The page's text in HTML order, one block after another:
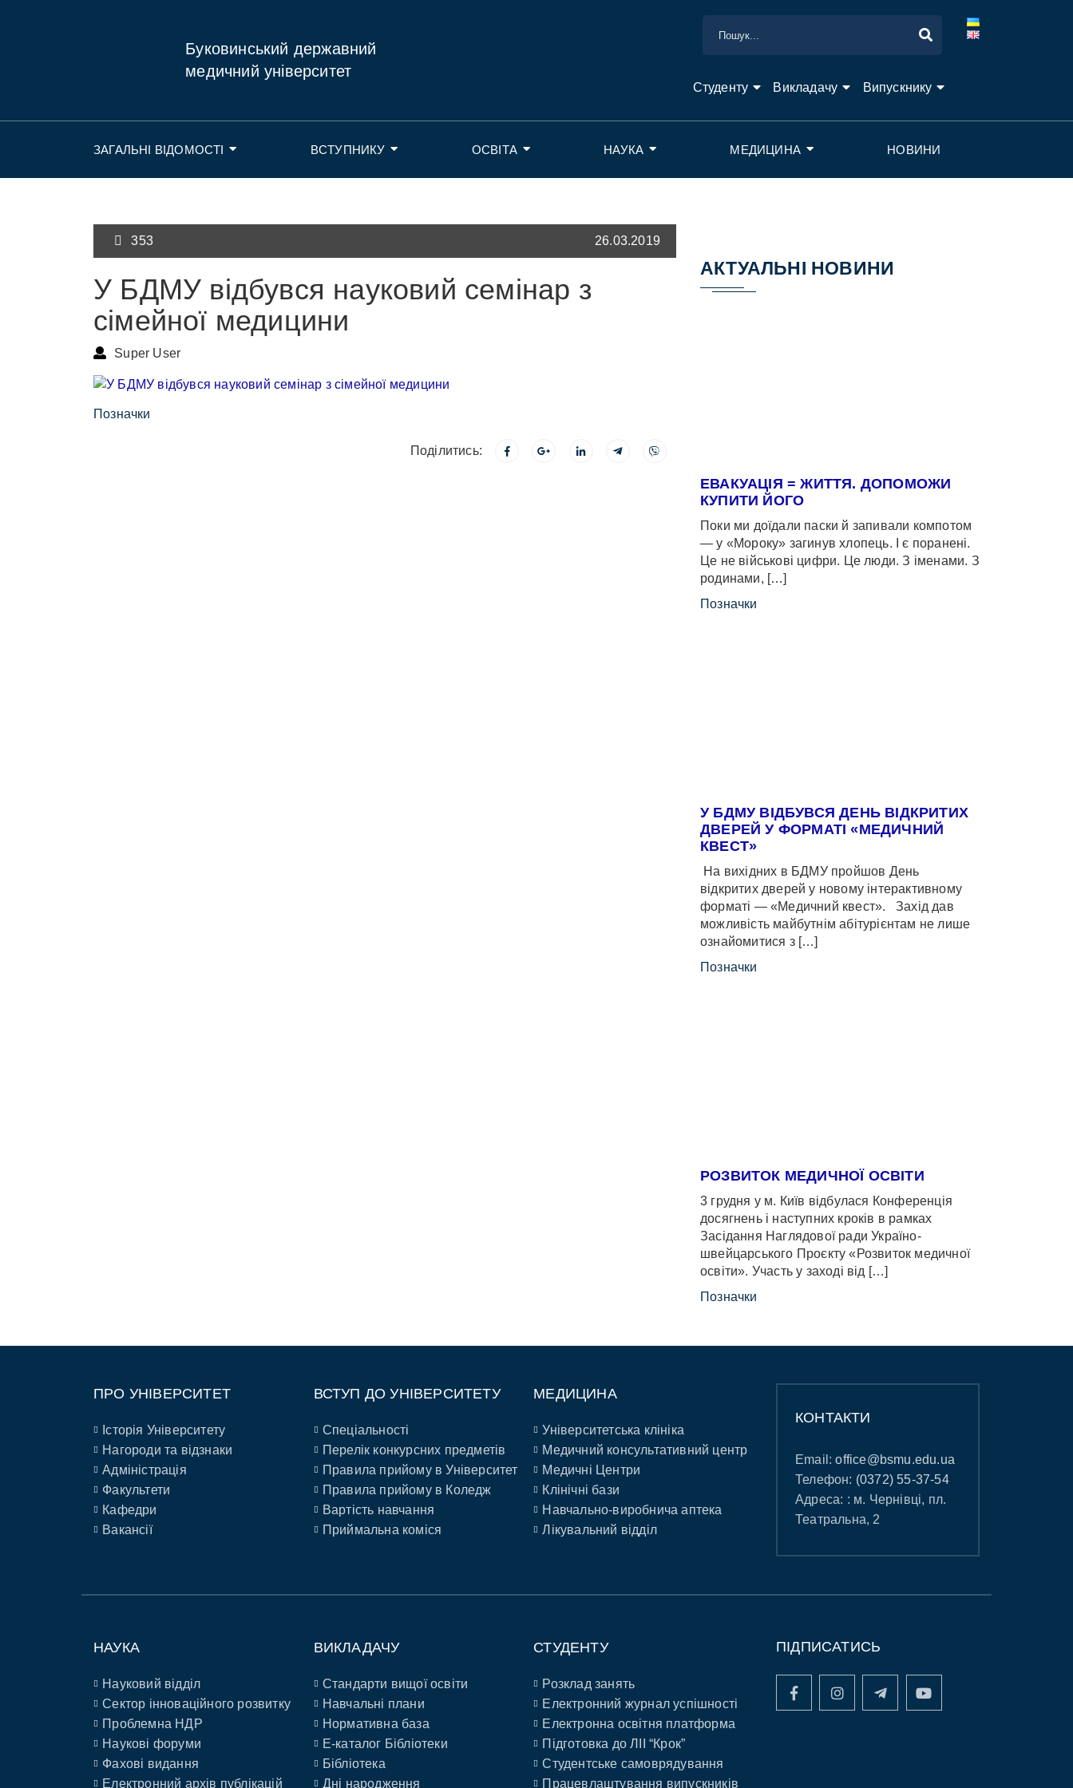
Буковинський державний
медичний університет
Студенту Викладачу Випускнику
ЗАГАЛЬНІ ВІДОМОСТІ ВСТУПНИКУ ОСВІТА НАУКА МЕДИЦИНА НОВИНИ
353 26.03.2019
У БДМУ відбувся науковий семінар з
сімейної медицини
Super User
Позначки
Поділитись:
АКТУАЛЬНІ НОВИНИ
ЕВАКУАЦІЯ = ЖИТТЯ. ДОПОМОЖИ
КУПИТИ ЙОГО
Поки ми доїдали паски й запивали компотом
— у «Мороку» загинув хлопець. І є поранені.
Це не військові цифри. Це люди. З іменами. З
родинами, […]
Позначки
У БДМУ ВІДБУВСЯ ДЕНЬ ВІДКРИТИХ
ДВЕРЕЙ У ФОРМАТІ «МЕДИЧНИЙ
КВЕСТ»
На вихідних в БДМУ пройшов День
відкритих дверей у новому інтерактивному
форматі — «Медичний квест». Захід дав
можливість майбутнім абітурієнтам не лише
ознайомитися з […]
Позначки
РОЗВИТОК МЕДИЧНОЇ ОСВІТИ
3 грудня у м. Київ відбулася Конференція
досягнень і наступних кроків в рамках
Засідання Наглядової ради Україно-
швейцарського Проєкту «Розвиток медичної
освіти». Участь у заході від […]
Позначки
ПРО УНІВЕРСИТЕТ
Історія Університету
Нагороди та відзнаки
Адміністрація
Факультети
Кафедри
Вакансії
ВСТУП ДО УНІВЕРСИТЕТУ
Спеціальності
Перелік конкурсних предметів
Правила прийому в Університет
Правила прийому в Коледж
Вартість навчання
Приймальна коміся
МЕДИЦИНА
Університетська клініка
Медичний консультативний центр
Медичні Центри
Клінічні бази
Навчально-виробнича аптека
Лікувальний відділ
КОНТАКТИ
Email:office@bsmu.edu.ua
Телефон: (0372) 55-37-54
Адреса: : м. Чернівці, пл.
Театральна, 2
НАУКА
Науковий відділ
Сектор інноваційного розвитку
Проблемна НДР
Наукові форуми
Фахові видання
Електронний архів публікацій
ВИКЛАДАЧУ
Стандарти вищої освіти
Навчальні плани
Нормативна база
E-каталог Бібліотеки
Бібліотека
Дні народження
СТУДЕНТУ
Розклад занять
Електронний журнал успішності
Електронна освітня платформа
Підготовка до ЛІІ “Крок”
Студентське самоврядування
Працевлаштування випускників
ПІДПИСАТИСЬ